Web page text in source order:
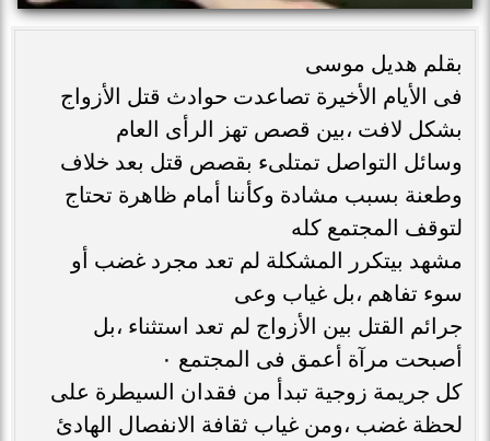
بقلم هديل موسى
فى الأيام الأخيرة تصاعدت حوادث قتل الأزواج
بشكل لافت ،بين قصص تهز الرأى العام
وسائل التواصل تمتلىء بقصص قتل بعد خلاف
وطعنة بسبب مشادة وكأننا أمام ظاهرة تحتاج
لتوقف المجتمع كله
مشهد بيتكرر المشكلة لم تعد مجرد غضب أو
سوء تفاهم ،بل غياب وعى
جرائم القتل بين الأزواج لم تعد استثناء ،بل
أصبحت مرآة أعمق فى المجتمع ٠
كل جريمة زوجية تبدأ من فقدان السيطرة على
لحظة غضب ،ومن غياب ثقافة الانفصال الهادئ